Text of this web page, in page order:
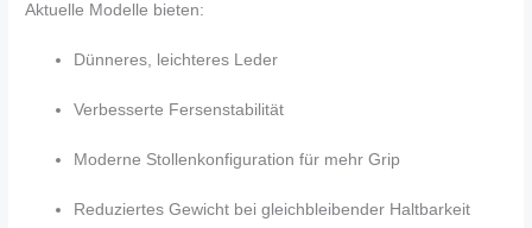
Aktuelle Modelle bieten:
Dünneres, leichteres Leder
Verbesserte Fersenstabilität
Moderne Stollenkonfiguration für mehr Grip
Reduziertes Gewicht bei gleichbleibender Haltbarkeit